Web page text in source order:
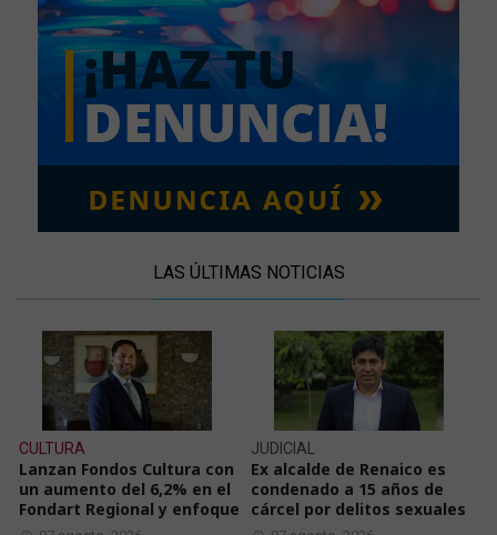
LAS ÚLTIMAS NOTICIAS
CULTURA
Lanzan Fondos Cultura con
un aumento del 6,2% en el
Fondart Regional y enfoque
JUDICIAL
Ex alcalde de Renaico es
condenado a 15 años de
cárcel por delitos sexuales